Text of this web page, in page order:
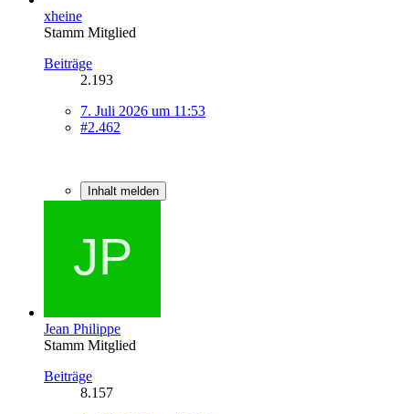
xheine
Stamm Mitglied
Beiträge
2.193
7. Juli 2026 um 11:53
#2.462
Inhalt melden
Jean Philippe
Stamm Mitglied
Beiträge
8.157